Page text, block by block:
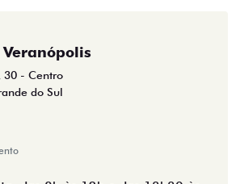
30 - Centro
do Sul